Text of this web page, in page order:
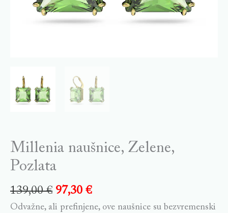
Millenia naušnice, Zelene,
Pozlata
139,00€ 97,30 €
Odvažne, ali prefinjene, ove naušnice su bezvremenski